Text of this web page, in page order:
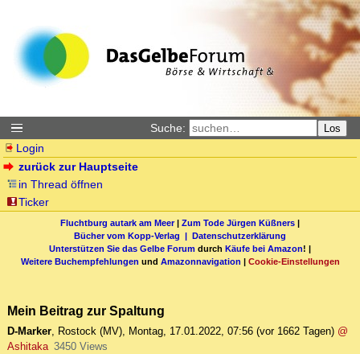
Suche: Los
Login
zurück zur Hauptseite
in Thread öffnen
Ticker
Fluchtburg autark am Meer| Zum Tode Jürgen Küßners |
Bücher vom Kopp-Verlag | Datenschutzerklärung
Unterstützen Sie das Gelbe Forum durch Käufe bei Amazon! |
Weitere Buchempfehlungen und Amazonnavigation | Cookie-Einstellungen
Mein Beitrag zur Spaltung
D-Marker, Rostock (MV), Montag, 17.01.2022, 07:56 (vor 1662 Tagen) @
Ashitaka 3450 Views